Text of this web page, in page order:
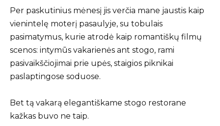
Per paskutinius mėnesį jis verčia mane jaustis kaip
vienintelę moterį pasaulyje, su tobulais
pasimatymus, kurie atrodė kaip romantiškų filmų
scenos: intymūs vakarienės ant stogo, rami
pasivaikščiojimai prie upės, staigios piknikai
paslaptingose soduose.
Bet tą vakarą elegantiškame stogo restorane
kažkas buvo ne taip.